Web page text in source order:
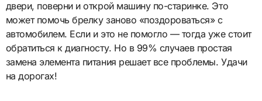
двери, поверни и открой машину по-старинке. Это
может помочь брелку заново «поздороваться» с
автомобилем. Если и это не помогло — тогда уже стоит
обратиться к диагносту. Но в 99% случаев простая
замена элемента питания решает все проблемы. Удачи
на дорогах!